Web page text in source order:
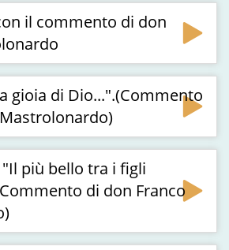
il commento di don
gioia di Dio...".(Commento
"Il più bello tra i figli
di don Franco